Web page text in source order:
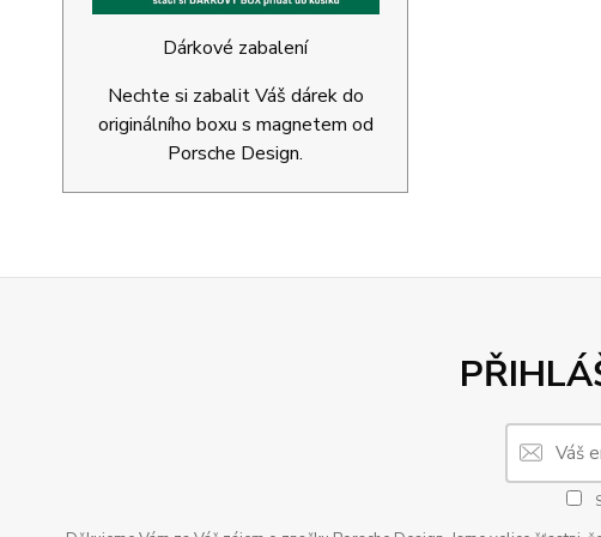
Dárkové zabalení
Nechte si zabalit Váš dárek do
originálního boxu s magnetem od
Porsche Design.